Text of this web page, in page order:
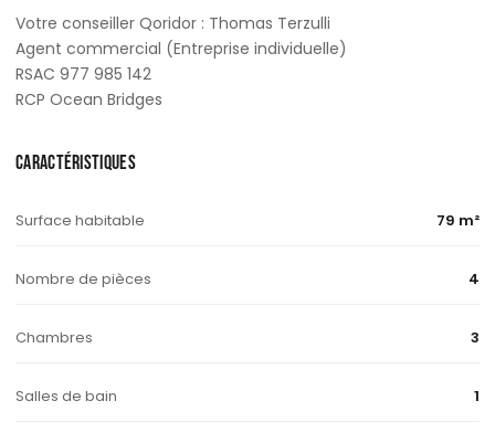
Votre conseiller Qoridor : Thomas Terzulli
Agent commercial (Entreprise individuelle)
RSAC 977 985 142
RCP Ocean Bridges
CARACTÉRISTIQUES
Surface habitable 79 m²
Nombre de pièces 4
Chambres 3
Salles de bain 1